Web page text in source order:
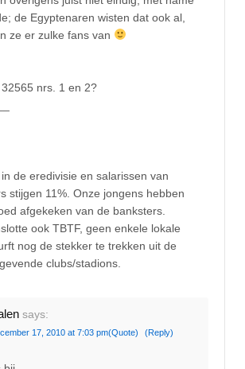
de Egyptenaren wisten dat ook al,
ze er zulke fans van
nrs. 1 en 2?
de eredivisie en salarissen van
stijgen 11%. Onze jongens hebben
afgekeken van de banksters.
ook TBTF, geen enkele lokale
nog de stekker te trekken uit de
clubs/stadions.
says:
17, 2010 at 7:03 pm(Quote) (Reply)